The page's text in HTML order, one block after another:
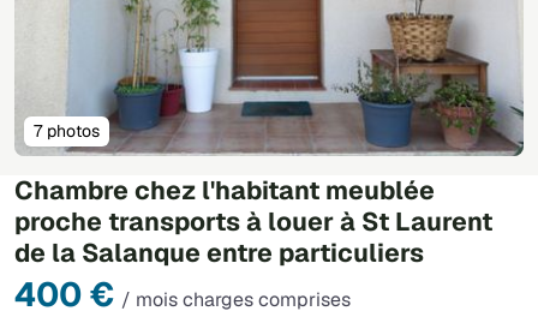
Chambre chez l'habitant meublée
proche transports à louer à St Laurent
de la Salanque entre particuliers
400 € / mois charges comprises
7 photos